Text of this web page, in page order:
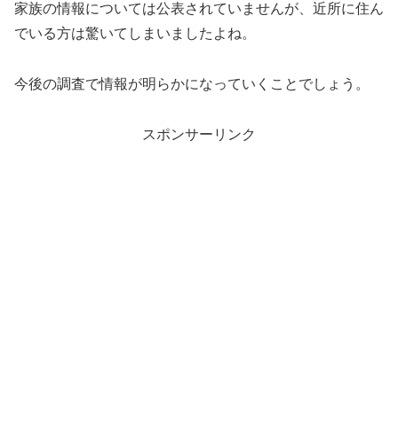
家族の情報については公表されていませんが、近所に住ん
でいる方は驚いてしまいましたよね。
今後の調査で情報が明らかになっていくことでしょう。
スポンサーリンク